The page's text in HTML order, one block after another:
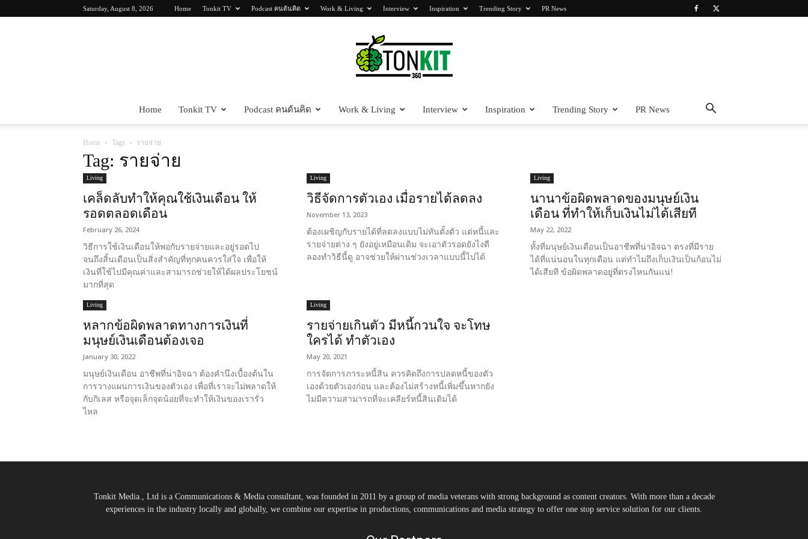
Saturday, August 8, 2026 Home Tonkit TV Podcast คนต้นคิด Work & Living Interview Inspiration Trending Story PR News
Home Tonkit TV Podcast คนต้นคิด Work & Living Interview Inspiration Trending Story PR News
Home Tags รายจ่าย
Tag: รายจ่าย
Living
เคล็ดลับทำให้คุณใช้เงินเดือน ให้
รอดตลอดเดือน
February 26, 2024
วิธีการใช้เงินเดือนให้พอกับรายจ่ายและอยู่รอดไป
จนถึงสิ้นเดือนเป็นสิ่งสำคัญที่ทุกคนควรใส่ใจ เพื่อให้
เงินที่ใช้ไปมีคุณค่าและสามารถช่วยให้ได้ผลประโยชน์
มากที่สุด
Living
วิธีจัดการตัวเอง เมื่อรายได้ลดลง
November 13, 2023
ต้องเผชิญกับรายได้ที่ลดลงแบบไม่ทันตั้งตัว แต่หนี้และ
รายจ่ายต่าง ๆ ยังอยู่เหมือนเดิม จะเอาตัวรอดยังไงดี
ลองทำวิธีนี้ดู อาจช่วยให้ผ่านช่วงเวลาแบบนี้ไปได้
Living
นานาข้อผิดพลาดของมนุษย์เงิน
เดือน ที่ทำให้เก็บเงินไม่ได้เสียที
May 22, 2022
ทั้งที่มนุษย์เงินเดือนเป็นอาชีพที่น่าอิจฉา ตรงที่มีราย
ได้ที่แน่นอนในทุกเดือน แต่ทำไมถึงเก็บเงินเป็นก้อนไม่
ได้เสียที ข้อผิดพลาดอยู่ที่ตรงไหนกันแน่!
Living
หลากข้อผิดพลาดทางการเงินที่
มนุษย์เงินเดือนต้องเจอ
January 30, 2022
มนุษย์เงินเดือน อาชีพที่น่าอิจฉา ต้องคำนึงเบื้องต้นใน
การวางแผนการเงินของตัวเอง เพื่อที่เราจะไม่พลาดให้
กับกิเลส หรือจุดเล็กจุดน้อยที่จะทำให้เงินของเรารั่ว
ไหล
Living
รายจ่ายเกินตัว มีหนี้กวนใจ จะโทษ
ใครได้ ทำตัวเอง
May 20, 2021
การจัดการภาระหนี้สิน ควรคิดถึงการปลดหนี้ของตัว
เองด้วยตัวเองก่อน และต้องไม่สร้างหนี้เพิ่มขึ้นหากยัง
ไม่มีความสามารถที่จะเคลียร์หนี้สินเดิมได้
Tonkit Media., Ltd is a Communications & Media consultant, was founded in 2011 by a group of media veterans with strong background as content creators. With more than a decade
experiences in the industry locally and globally, we combine our expertise in productions, communications and media strategy to offer one stop service solution for our clients.